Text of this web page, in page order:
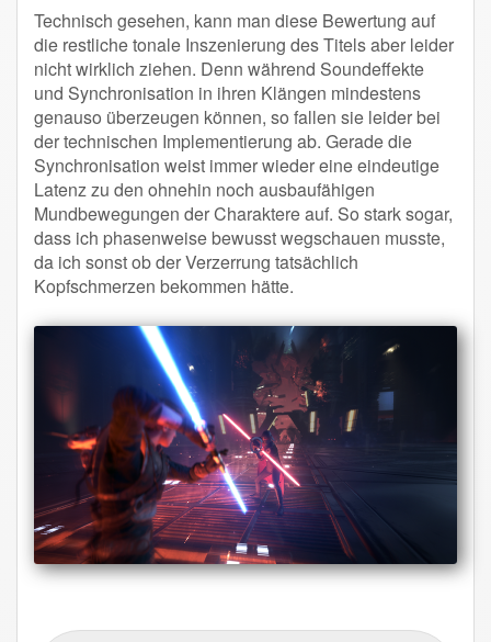
Technisch gesehen, kann man diese Bewertung auf
die restliche tonale Inszenierung des Titels aber leider
nicht wirklich ziehen. Denn während Soundeffekte
und Synchronisation in ihren Klängen mindestens
genauso überzeugen können, so fallen sie leider bei
der technischen Implementierung ab. Gerade die
Synchronisation weist immer wieder eine eindeutige
Latenz zu den ohnehin noch ausbaufähigen
Mundbewegungen der Charaktere auf. So stark sogar,
dass ich phasenweise bewusst wegschauen musste,
da ich sonst ob der Verzerrung tatsächlich
Kopfschmerzen bekommen hätte.